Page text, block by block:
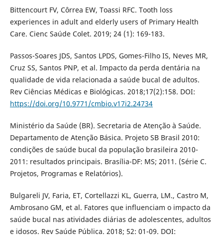
Bittencourt FV, Côrrea EW, Toassi RFC. Tooth loss
experiences in adult and elderly users of Primary Health
Care. Cienc Saúde Colet. 2019; 24 (1): 169-183.
Passos-Soares JDS, Santos LPDS, Gomes-Filho IS, Neves MR,
Cruz SS, Santos PNP, et al. Impacto da perda dentária na
qualidade de vida relacionada a saúde bucal de adultos.
Rev Ciências Médicas e Biológicas. 2018;17(2):158. DOI:
https://doi.org/10.9771/cmbio.v17i2.24734
Ministério da Saúde (BR). Secretaria de Atenção à Saúde.
Departamento de Atenção Básica. Projeto SB Brasil 2010:
condições de saúde bucal da população brasileira 2010-
2011: resultados principais. Brasília-DF: MS; 2011. (Série C.
Projetos, Programas e Relatórios).
Bulgareli JV, Faria, ET, Cortellazzi KL, Guerra, LM., Castro M,
Ambrosano GM, et al. Fatores que influenciam o impacto da
saúde bucal nas atividades diárias de adolescentes, adultos
e idosos. Rev Saúde Pública. 2018; 52: 01-09. DOI: